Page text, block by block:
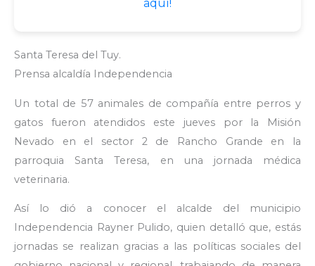
aquí!
Santa Teresa del Tuy.
Prensa alcaldía Independencia
Un total de 57 animales de compañía entre perros y
gatos fueron atendidos este jueves por la Misión
Nevado en el sector 2 de Rancho Grande en la
parroquia Santa Teresa, en una jornada médica
veterinaria.
Así lo dió a conocer el alcalde del municipio
Independencia Rayner Pulido, quien detalló que, estás
jornadas se realizan gracias a las políticas sociales del